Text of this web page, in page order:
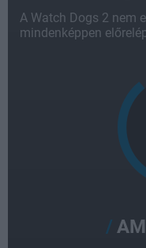
A Watch Dogs 2 nem
mindenképpen